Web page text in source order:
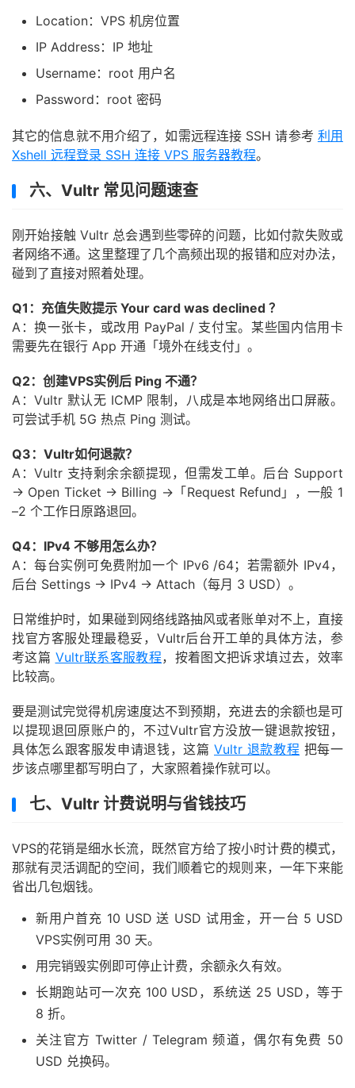
Location：VPS 机房位置
IP Address：IP 地址
Username：root 用户名
Password：root 密码
其它的信息就不用介绍了，如需远程连接 SSH 请参考 利用
Xshell 远程登录 SSH 连接 VPS 服务器教程。
六、Vultr 常见问题速查
刚开始接触 Vultr 总会遇到些零碎的问题，比如付款失败或
者网络不通。这里整理了几个高频出现的报错和应对办法，
碰到了直接对照着处理。
Q1：充值失败提示 Your card was declined ？
A：换一张卡，或改用 PayPal / 支付宝。某些国内信用卡
需要先在银行 App 开通「境外在线支付」。
Q2：创建VPS实例后 Ping 不通？
A：Vultr 默认无 ICMP 限制，八成是本地网络出口屏蔽。
可尝试手机 5G 热点 Ping 测试。
Q3：Vultr如何退款？
A：Vultr 支持剩余余额提现，但需发工单。后台 Support
→ Open Ticket → Billing →「Request Refund」，一般 1
–2 个工作日原路退回。
Q4：IPv4 不够用怎么办？
A：每台实例可免费附加一个 IPv6 /64；若需额外 IPv4，
后台 Settings → IPv4 → Attach（每月 3 USD）。
日常维护时，如果碰到网络线路抽风或者账单对不上，直接
找官方客服处理最稳妥，Vultr后台开工单的具体方法，参
考这篇 Vultr联系客服教程，按着图文把诉求填过去，效率
比较高。
要是测试完觉得机房速度达不到预期，充进去的余额也是可
以提现退回原账户的，不过Vultr官方没放一键退款按钮，
具体怎么跟客服发申请退钱，这篇 Vultr 退款教程 把每一
步该点哪里都写明白了，大家照着操作就可以。
七、Vultr 计费说明与省钱技巧
VPS的花销是细水长流，既然官方给了按小时计费的模式，
那就有灵活调配的空间，我们顺着它的规则来，一年下来能
省出几包烟钱。
新用户首充 10 USD 送 USD 试用金，开一台 5 USD
VPS实例可用 30 天。
用完销毁实例即可停止计费，余额永久有效。
长期跑站可一次充 100 USD，系统送 25 USD，等于
8 折。
关注官方 Twitter / Telegram 频道，偶尔有免费 50
USD 兑换码。